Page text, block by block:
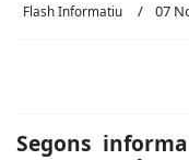
Flash Informatiu 07
Segons